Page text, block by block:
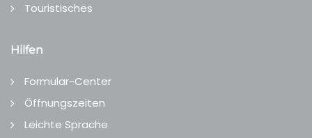
Touristisches
Hilfen
Formular-Center
Öffnungszeiten
Leichte Sprache